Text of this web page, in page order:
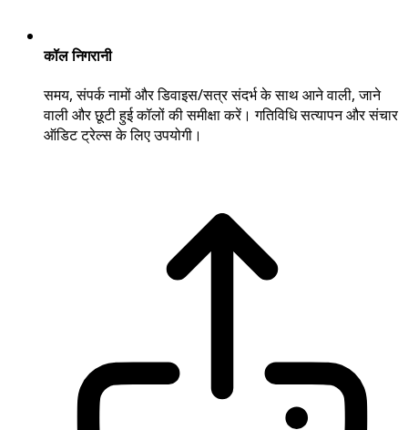
कॉल निगरानी
समय, संपर्क नामों और डिवाइस/सत्र संदर्भ के साथ आने वाली, जाने
वाली और छूटी हुई कॉलों की समीक्षा करें। गतिविधि सत्यापन और संचार
ऑडिट ट्रेल्स के लिए उपयोगी।